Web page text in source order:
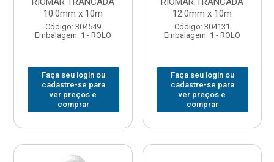
10.0mm x 10m
Código: 304549
Embalagem: 1 - ROLO
Faça seu login ou
cadastre-se para
ver preços e
comprar
12.0mm x 10m
Código: 304131
Embalagem: 1 - ROLO
Faça seu login ou
cadastre-se para
ver preços e
comprar